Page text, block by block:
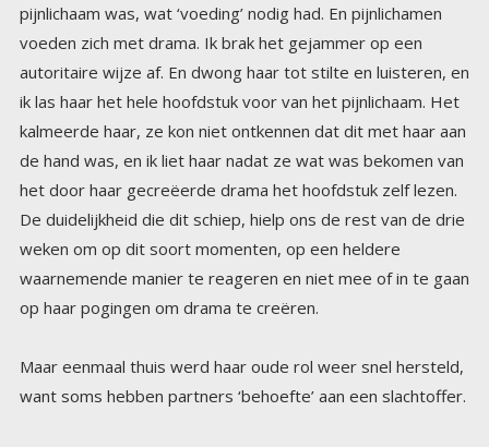
op haar pogingen om drama te creëren.
Maar eenmaal thuis werd haar oude rol weer snel hersteld,
want soms hebben partners ‘behoefte’ aan een slachtoffer.